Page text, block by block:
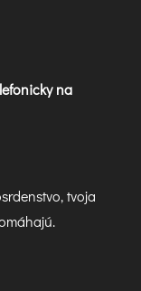
na
tvoja